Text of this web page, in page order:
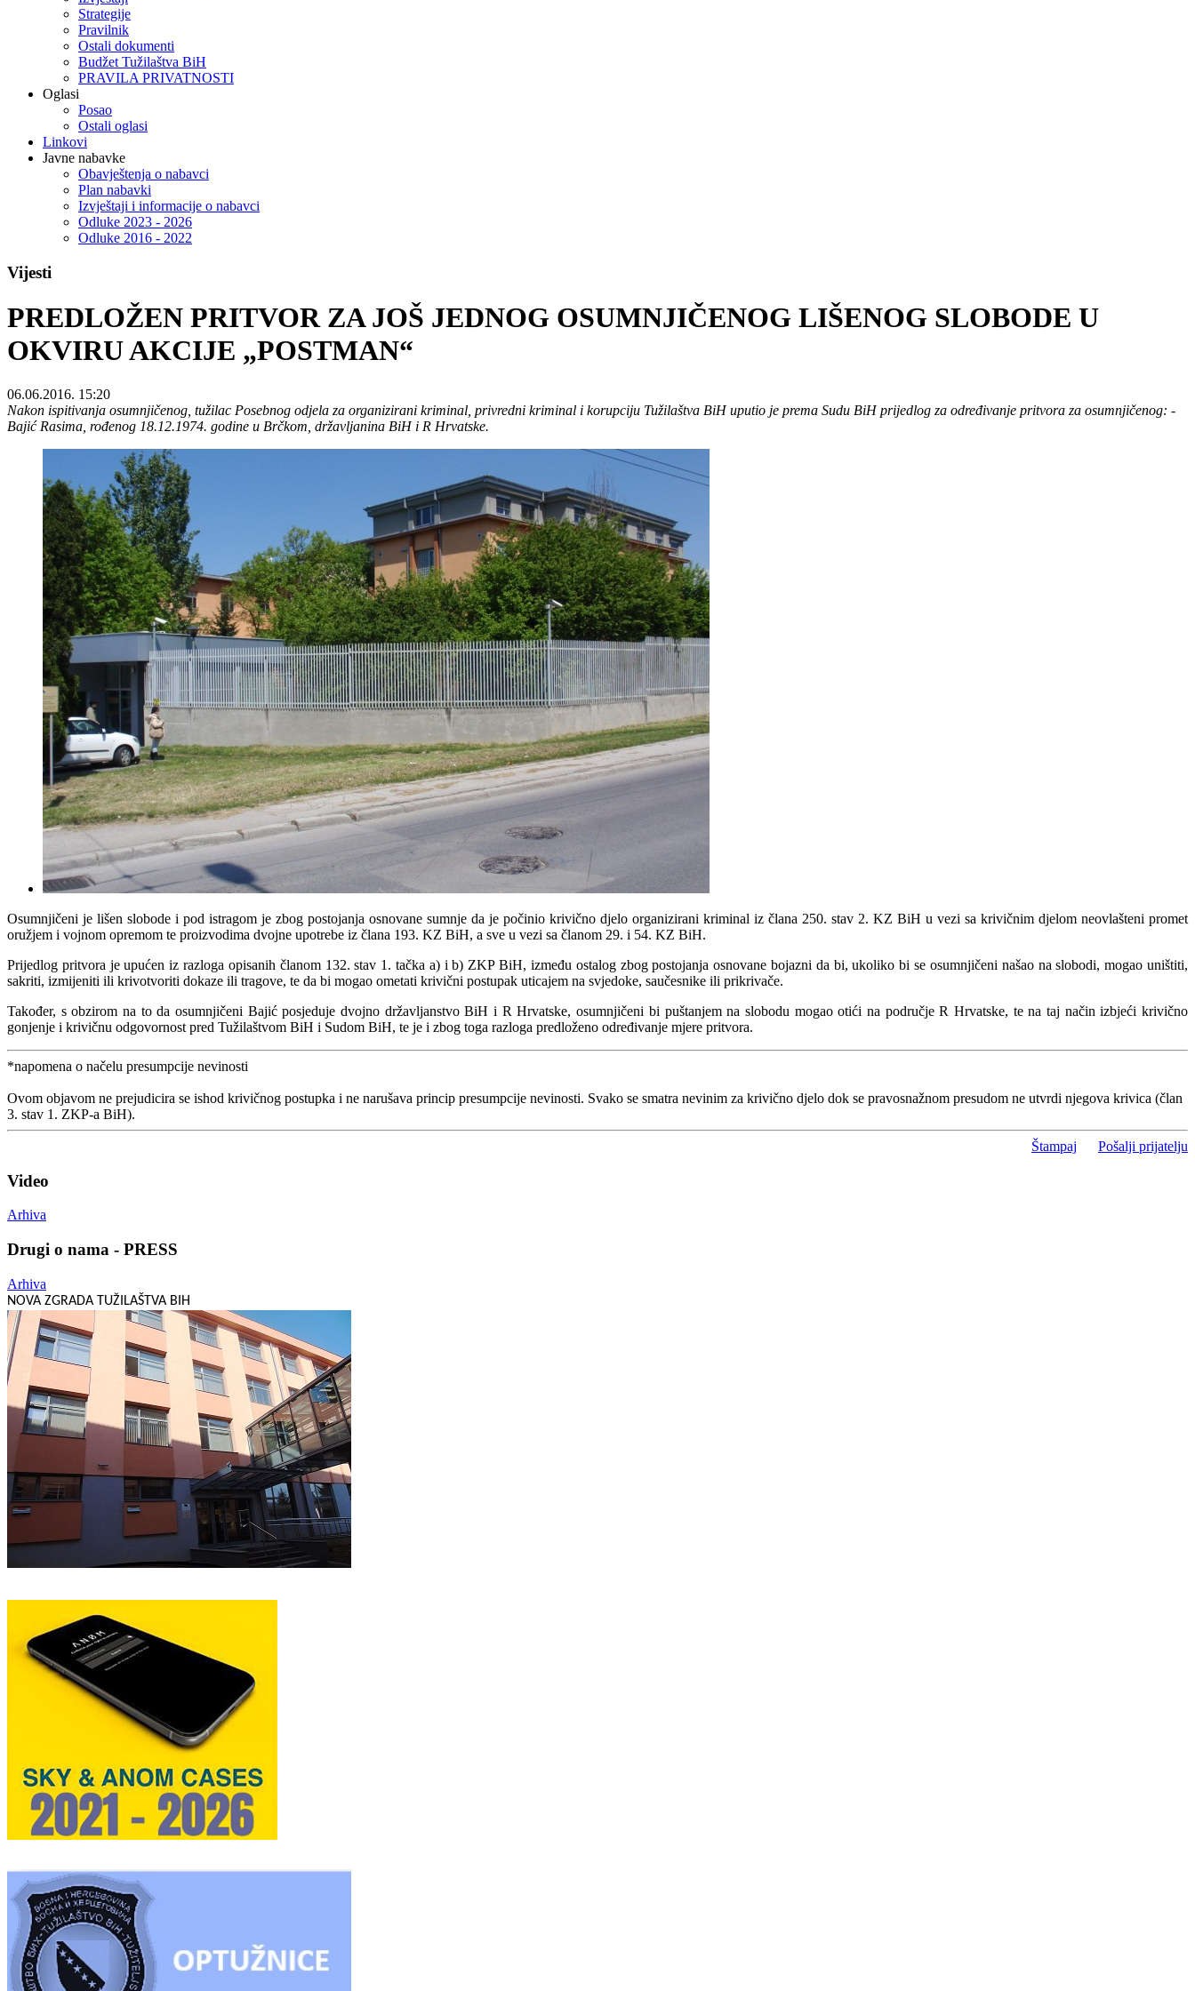
Strategije
Pravilnik
Ostali dokumenti
Budžet Tužilaštva BiH
PRAVILA PRIVATNOSTI
Oglasi
Posao
Ostali oglasi
Linkovi
Javne nabavke
Obavještenja o nabavci
Plan nabavki
Izvještaji i informacije o nabavci
Odluke 2023 - 2026
Odluke 2016 - 2022
Vijesti
PREDLOŽEN PRITVOR ZA JOŠ JEDNOG OSUMNJIČENOG LIŠENOG SLOBODE U
OKVIRU AKCIJE „POSTMAN“
06.06.2016. 15:20
Nakon ispitivanja osumnjičenog, tužilac Posebnog odjela za organizirani kriminal, privredni kriminal i korupciju Tužilaštva BiH uputio je prema Sudu BiH prijedlog za određivanje pritvora za osumnjičenog: -
Bajić Rasima, rođenog 18.12.1974. godine u Brčkom, državljanina BiH i R Hrvatske.
Osumnjičeni je lišen slobode i pod istragom je zbog postojanja osnovane sumnje da je počinio krivično djelo organizirani kriminal iz člana 250. stav 2. KZ BiH u vezi sa krivičnim djelom neovlašteni promet
oružjem i vojnom opremom te proizvodima dvojne upotrebe iz člana 193. KZ BiH, a sve u vezi sa članom 29. i 54. KZ BiH.
Prijedlog pritvora je upućen iz razloga opisanih članom 132. stav 1. tačka a) i b) ZKP BiH, između ostalog zbog postojanja osnovane bojazni da bi, ukoliko bi se osumnjičeni našao na slobodi, mogao uništiti,
sakriti, izmijeniti ili krivotvoriti dokaze ili tragove, te da bi mogao ometati krivični postupak uticajem na svjedoke, saučesnike ili prikrivače.
Također, s obzirom na to da osumnjičeni Bajić posjeduje dvojno državljanstvo BiH i R Hrvatske, osumnjičeni bi puštanjem na slobodu mogao otići na područje R Hrvatske, te na taj način izbjeći krivično
gonjenje i krivičnu odgovornost pred Tužilaštvom BiH i Sudom BiH, te je i zbog toga razloga predloženo određivanje mjere pritvora.
*napomena o načelu presumpcije nevinosti
Ovom objavom ne prejudicira se ishod krivičnog postupka i ne narušava princip presumpcije nevinosti. Svako se smatra nevinim za krivično djelo dok se pravosnažnom presudom ne utvrdi njegova krivica (član
3. stav 1. ZKP-a BiH).
Štampaj Pošalji prijatelju
Video
Arhiva
Drugi o nama - PRESS
Arhiva
NOVA ZGRADA TUŽILAŠTVA BIH